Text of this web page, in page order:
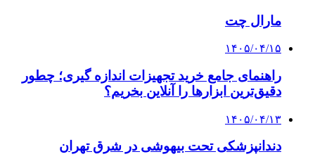
مارال چت
۱۴۰۵/۰۴/۱۵
راهنمای جامع خرید تجهیزات اندازه گیری؛ چطور
دقیق‌ترین ابزارها را آنلاین بخریم؟
۱۴۰۵/۰۴/۱۳
دندانپزشکی تحت بیهوشی در شرق تهران